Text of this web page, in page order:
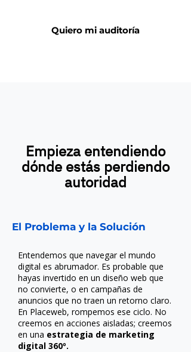
Quiero mi auditoría
Empieza entendiendo
dónde estás perdiendo
autoridad
El Problema y la Solución
Entendemos que navegar el mundo
digital es abrumador. Es probable que
hayas invertido en un diseño web que
no convierte, o en campañas de
anuncios que no traen un retorno claro.
En Placeweb, rompemos ese ciclo. No
creemos en acciones aisladas; creemos
en una estrategia de marketing
digital 360º.